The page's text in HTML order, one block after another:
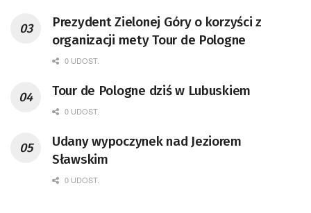
Prezydent Zielonej Góry o korzyści z
organizacji mety Tour de Pologne
0 UDOST.
Tour de Pologne dziś w Lubuskiem
0 UDOST.
Udany wypoczynek nad Jeziorem
Sławskim
0 UDOST.